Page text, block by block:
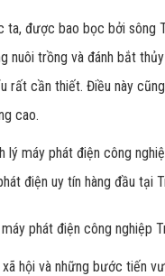
ta, được bao bọc bởi sông
nuôi trồng và đánh bắt
rất cần thiết. Điều này
cao.
máy phát điện công
điện uy tín hàng đầu tại
phát điện công nghiệp
hội và những bước tiến